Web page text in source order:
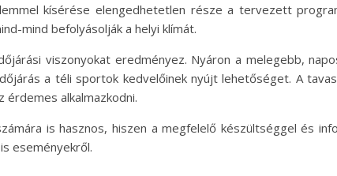
kísérése elengedhetetlen része a tervezett
mind befolyásolják a helyi klímát.
viszonyokat eredményez. Nyáron a melegebb,
a téli sportok kedvelőinek nyújt lehetőséget. A
érdemes alkalmazkodni.
is hasznos, hiszen a megfelelő készültséggel és
eseményekről.